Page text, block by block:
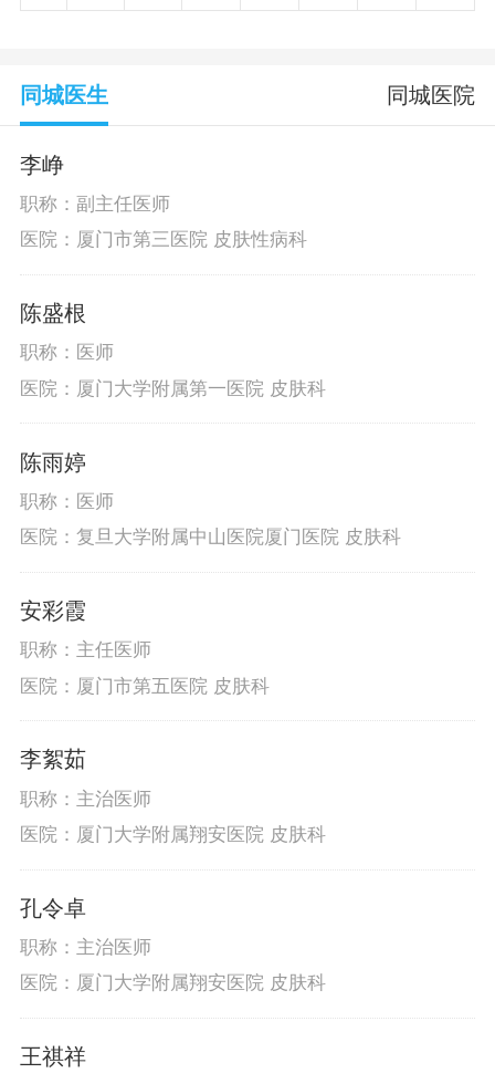
同城医生 同城医院
李峥
职称：副主任医师
医院：厦门市第三医院 皮肤性病科
陈盛根
职称：医师
医院：厦门大学附属第一医院 皮肤科
陈雨婷
职称：医师
医院：复旦大学附属中山医院厦门医院 皮肤科
安彩霞
职称：主任医师
医院：厦门市第五医院 皮肤科
李絮茹
职称：主治医师
医院：厦门大学附属翔安医院 皮肤科
孔令卓
职称：主治医师
医院：厦门大学附属翔安医院 皮肤科
王祺祥